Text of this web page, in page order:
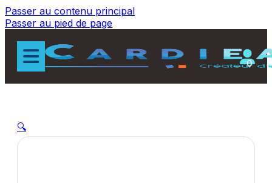
Passer au contenu principal
Passer au pied de page
0
🔍